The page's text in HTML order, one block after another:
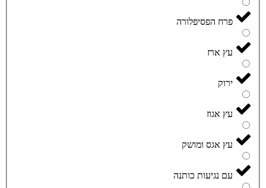
פרח הפסיפלורה
עץ ארז
ירוק
עץ אגוז
עץ אגס ומושק
עם נגיעות כותנה